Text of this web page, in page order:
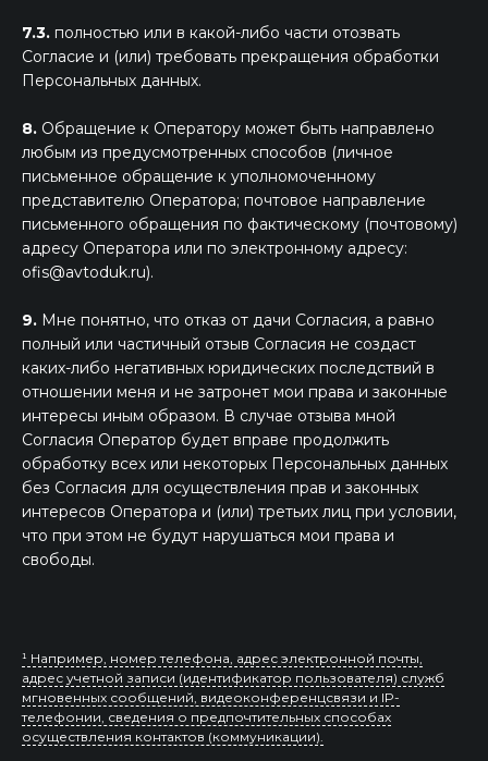
7.3. полностью или в какой-либо части отозвать
Согласие и (или) требовать прекращения обработки
Персональных данных.
8. Обращение к Оператору может быть направлено
любым из предусмотренных способов (личное
письменное обращение к уполномоченному
представителю Оператора; почтовое направление
письменного обращения по фактическому (почтовому)
адресу Оператора или по электронному адресу:
ofis@avtoduk.ru).
9. Мне понятно, что отказ от дачи Согласия, а равно
полный или частичный отзыв Согласия не создаст
каких-либо негативных юридических последствий в
отношении меня и не затронет мои права и законные
интересы иным образом. В случае отзыва мной
Согласия Оператор будет вправе продолжить
обработку всех или некоторых Персональных данных
без Согласия для осуществления прав и законных
интересов Оператора и (или) третьих лиц при условии,
что при этом не будут нарушаться мои права и
свободы.
¹ Например, номер телефона, адрес электронной почты,
адрес учетной записи (идентификатор пользователя) служб
мгновенных сообщений, видеоконференцсвязи и IP-
телефонии, сведения о предпочтительных способах
осуществления контактов (коммуникации).